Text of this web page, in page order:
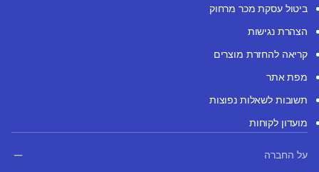
ביטול עסקת מכר מרחוק
הצהרת נגישות
קריאה להחזרת מוצרים
מפת אתר
תשובות לשאלות נפוצות
מועדון לקוחות
על החברה